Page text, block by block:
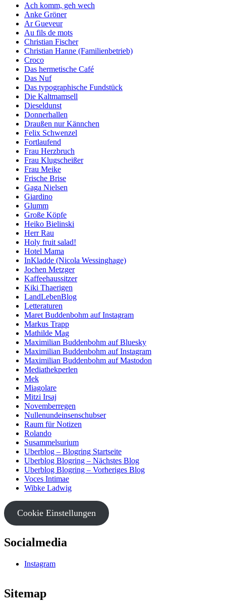
Ach komm, geh wech
Anke Gröner
Ar Gueveur
Au fils de mots
Christian Fischer
Christian Hanne (Familienbetrieb)
Croco
Das hermetische Café
Das Nuf
Das typographische Fundstück
Die Kaltmamsell
Dieseldunst
Donnerhallen
Draußen nur Kännchen
Felix Schwenzel
Fortlaufend
Frau Herzbruch
Frau Klugscheißer
Frau Meike
Frische Brise
Gaga Nielsen
Giardino
Glumm
Große Köpfe
Heiko Bielinski
Herr Rau
Holy fruit salad!
Hotel Mama
InKladde (Nicola Wessinghage)
Jochen Metzger
Kaffeehaussitzer
Kiki Thaerigen
LandLebenBlog
Letteraturen
Maret Buddenbohm auf Instagram
Markus Trapp
Mathilde Mag
Maximilian Buddenbohm auf Bluesky
Maximilian Buddenbohm auf Instagram
Maximilian Buddenbohm auf Mastodon
Mediathekperlen
Mek
Miagolare
Mitzi Irsaj
Novemberregen
Nullenundeinsenschubser
Raum für Notizen
Rolando
Susammelsurium
Uberblog – Blogring Startseite
Uberblog Blogring – Nächstes Blog
Uberblog Blogring – Vorheriges Blog
Voces Intimae
Wibke Ladwig
Cookie Einstellungen
Socialmedia
Instagram
Sitemap